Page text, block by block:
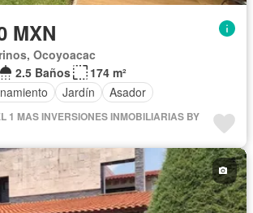
MXN
Ocoyoacac
2.5 Baños
174 m²
Jardín Asador
1 MAS INVERSIONES INMOBILIARIAS BY